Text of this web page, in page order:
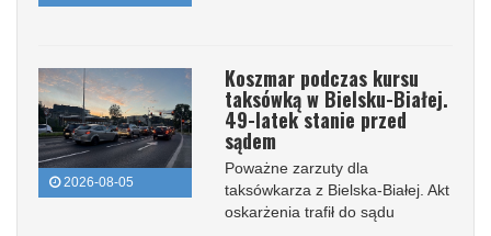
2026-08-05
Koszmar podczas kursu
taksówką w Bielsku-Białej.
49-latek stanie przed
sądem
Poważne zarzuty dla
taksówkarza z Bielska-Białej. Akt
oskarżenia trafił do sądu